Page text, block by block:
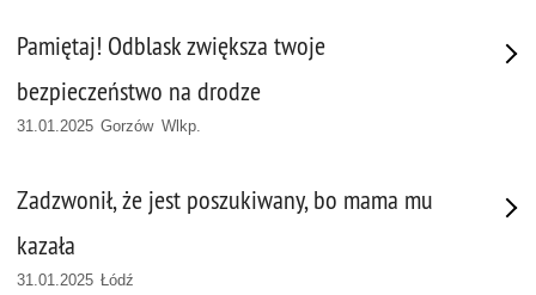
Pamiętaj! Odblask zwiększa twoje
bezpieczeństwo na drodze
31.01.2025 Gorzów Wlkp.
Zadzwonił, że jest poszukiwany, bo mama mu
kazała
31.01.2025 Łódź